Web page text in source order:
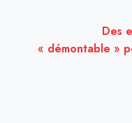
Des
« démontable »